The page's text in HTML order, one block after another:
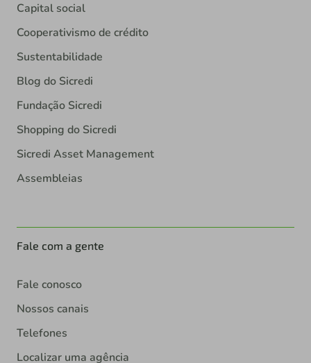
Capital social
Cooperativismo de crédito
Sustentabilidade
Blog do Sicredi
Fundação Sicredi
Shopping do Sicredi
Sicredi Asset Management
Assembleias
Fale com a gente
Fale conosco
Nossos canais
Telefones
Localizar uma agência